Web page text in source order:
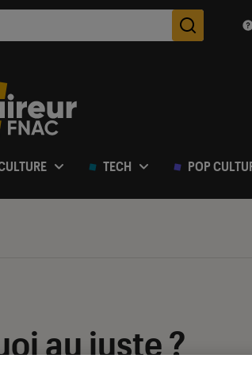
Des
TECH POP
au juste ?